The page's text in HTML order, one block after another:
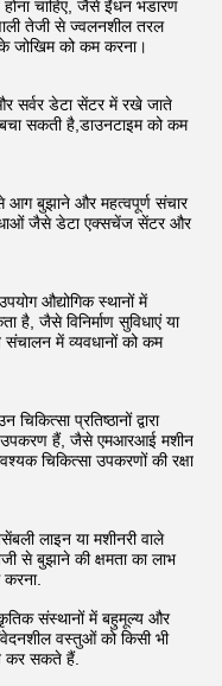
होना चाहिए, जैसे ईंधन भंडारण
तेजी से ज्वलनशील तरल
जोखिम को कम करना।
सर्वर डेटा सेंटर में रखे जाते
सकती है,डाउनटाइम को कम
आग बुझाने और महत्वपूर्ण संचार
जैसे डेटा एक्सचेंज सेंटर और
औद्योगिक स्थानों में
है, जैसे विनिर्माण सुविधाएं या
संचालन में व्यवधानों को कम
प्रतिष्ठानों द्वारा
उपकरण हैं, जैसे एमआरआई मशीन
चिकित्सा उपकरणों की रक्षा
लाइन या मशीनरी वाले
से बुझाने की क्षमता का लाभ
संस्थानों में बहुमूल्य और
वस्तुओं को किसी भी
कर सकते हैं.